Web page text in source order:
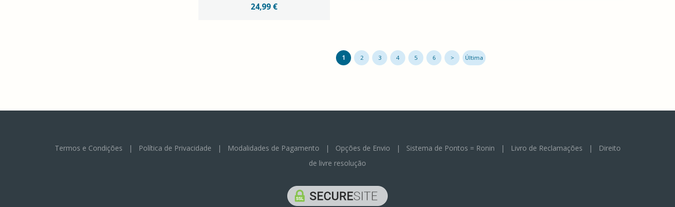
24,99 €
1 2 3 4 5 6 > Última
Termos e Condições | Política de Privacidade | Modalidades de Pagamento | Opções de Envio | Sistema de Pontos = Ronin | Livro de Reclamações |
Direito
de livre resolução